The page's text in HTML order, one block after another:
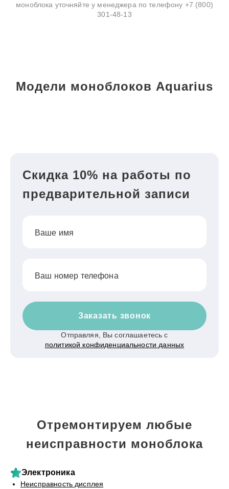
моноблока уточняйте у менеджера по телефону +7 (800)
301-48-13
Модели моноблоков Aquarius
Скидка 10% на работы по
предварительной записи
Ваше имя
Ваш номер телефона
Заказать звонок
Отправляя, Вы соглашаетесь с
политикой конфиденциальности данных
Отремонтируем любые
неисправности моноблока
Электроника
Неисправность дисплея